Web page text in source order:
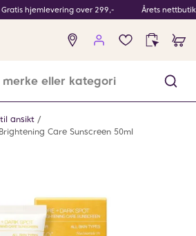
Gratis hjemlevering over 299,- Årets
Ingen
produkter
ansikt
Care Sunscreen 50ml